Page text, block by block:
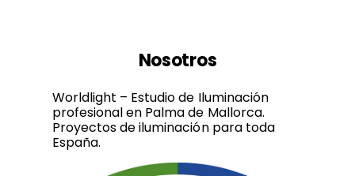
Nosotros
Worldlight – Estudio de Iluminación
profesional en Palma de Mallorca.
Proyectos de iluminación para toda
España.